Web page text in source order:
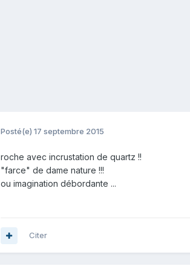
Posté(e) 17 septembre 2015
roche avec incrustation de quartz !!
"farce" de dame nature !!!
ou imagination débordante ...
Citer